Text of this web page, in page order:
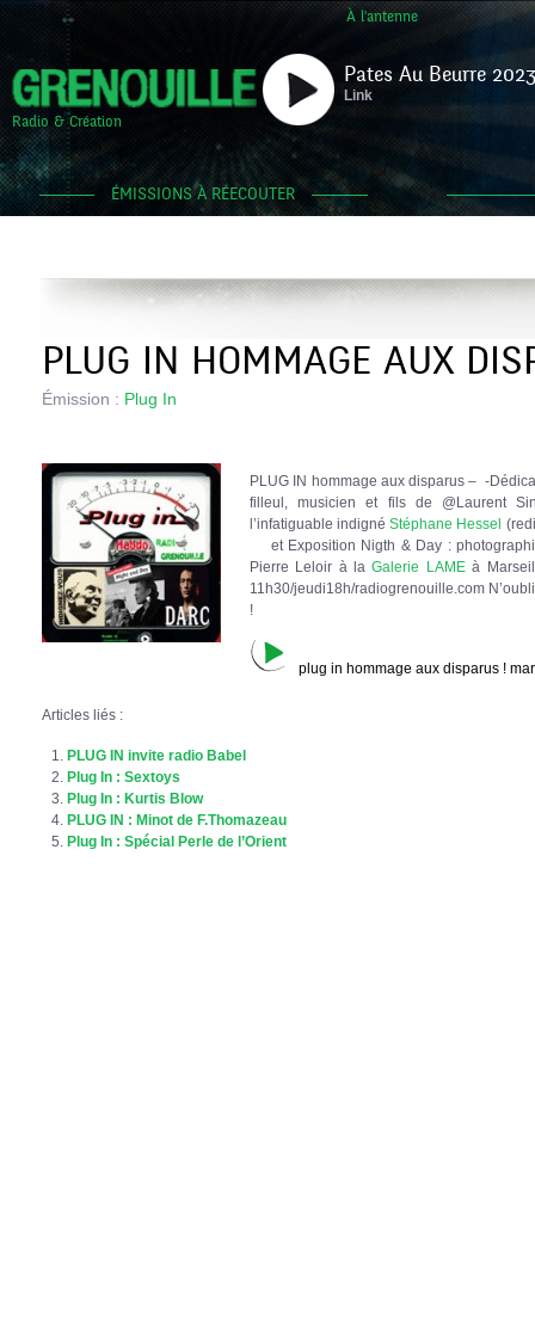
À l'antenne
Radio & Création
Pates Au Beurre
Link
ÉMISSIONS À RÉECOUTER
PLUG IN HOMMAGE AUX
Émission : Plug In
PLUG IN hommage aux disparus – -
filleul, musicien et fils de @Laurent
l’infatiguable indignéStéphane Hessel
et Exposition Nigth & Day :
Pierre Leloir à laGalerie LAMEà
11h30/jeudi18h/radiogrenouille.com
!
plug in hommage aux disparus !
Articles liés :
PLUG IN invite radio Babel
Plug In : Sextoys
Plug In : Kurtis Blow
PLUG IN : Minot de F.Thomazeau
Plug In : Spécial Perle de l’Orient